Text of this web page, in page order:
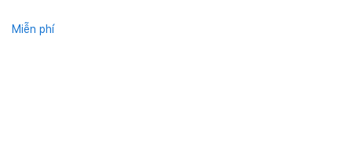
Miễn phí